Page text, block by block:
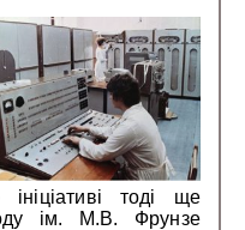
тоді ще
ім. М.В. Фрунзе